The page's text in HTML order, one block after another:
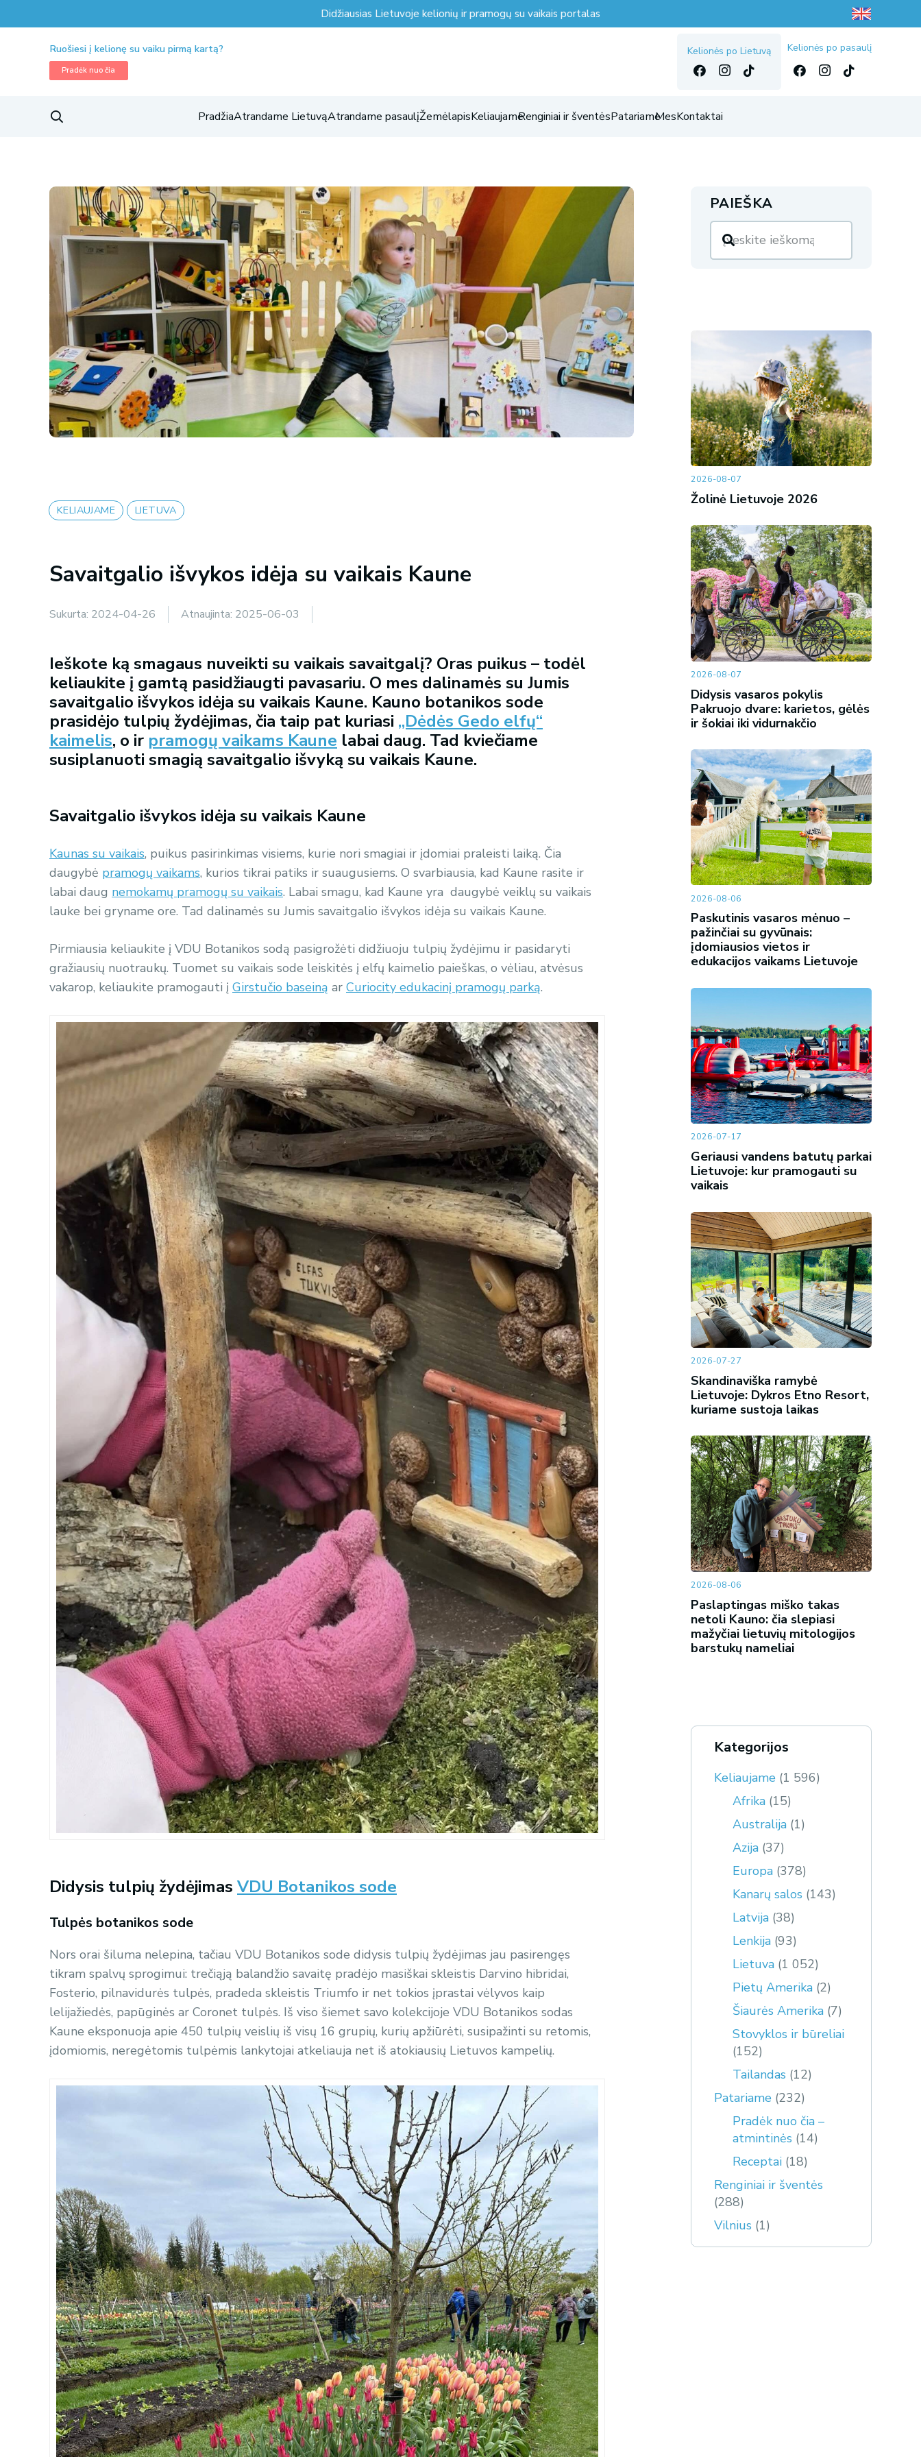
Didžiausias Lietuvoje kelionių ir pramogų su vaikais portalas
Ruošiesi į kelionę su vaiku pirmą kartą?
Pradėk nuo čia
Kelionės po Lietuvą Kelionės po pasaulį
PradžiaAtrandame LietuvąAtrandame pasaulįŽemėlapisKeliaujameRenginiai ir šventėsPatariameMesKontaktai
KELIAUJAME LIETUVA
Savaitgalio išvykos idėja su vaikais Kaune
Sukurta: 2024-04-26 Atnaujinta: 2025-06-03
Ieškote ką smagaus nuveikti su vaikais savaitgalį? Oras puikus – todėl
keliaukite į gamtą pasidžiaugti pavasariu. O mes dalinamės su Jumis
savaitgalio išvykos idėja su vaikais Kaune. Kauno botanikos sode
prasidėjo tulpių žydėjimas, čia taip pat kuriasi „Dėdės Gedo elfų“
kaimelis, o ir pramogų vaikams Kaune labai daug. Tad kviečiame
susiplanuoti smagią savaitgalio išvyką su vaikais Kaune.
Savaitgalio išvykos idėja su vaikais Kaune
Kaunas su vaikais, puikus pasirinkimas visiems, kurie nori smagiai ir įdomiai praleisti laiką. Čia
daugybė pramogų vaikams, kurios tikrai patiks ir suaugusiems. O svarbiausia, kad Kaune rasite ir
labai daug nemokamų pramogų su vaikais. Labai smagu, kad Kaune yra daugybė veiklų su vaikais
lauke bei gryname ore. Tad dalinamės su Jumis savaitgalio išvykos idėja su vaikais Kaune.
Pirmiausia keliaukite į VDU Botanikos sodą pasigrožėti didžiuoju tulpių žydėjimu ir pasidaryti
gražiausių nuotraukų. Tuomet su vaikais sode leiskitės į elfų kaimelio paieškas, o vėliau, atvėsus
vakarop, keliaukite pramogauti į Girstučio baseiną ar Curiocity edukacinį pramogų parką.
Didysis tulpių žydėjimas VDU Botanikos sode
Tulpės botanikos sode
Nors orai šiluma nelepina, tačiau VDU Botanikos sode didysis tulpių žydėjimas jau pasirengęs
tikram spalvų sprogimui: trečiąją balandžio savaitę pradėjo masiškai skleistis Darvino hibridai,
Fosterio, pilnavidurės tulpės, pradeda skleistis Triumfo ir net tokios įprastai vėlyvos kaip
lelijažiedės, papūginės ar Coronet tulpės. Iš viso šiemet savo kolekcijoje VDU Botanikos sodas
Kaune eksponuoja apie 450 tulpių veislių iš visų 16 grupių, kurių apžiūrėti, susipažinti su retomis,
įdomiomis, neregėtomis tulpėmis lankytojai atkeliauja net iš atokiausių Lietuvos kampelių.
PAIEŠKA
2026-08-07
Žolinė Lietuvoje 2026
2026-08-07
Didysis vasaros pokylis
Pakruojo dvare: karietos, gėlės
ir šokiai iki vidurnakčio
2026-08-06
Paskutinis vasaros mėnuo –
pažinčiai su gyvūnais:
įdomiausios vietos ir
edukacijos vaikams Lietuvoje
2026-07-17
Geriausi vandens batutų parkai
Lietuvoje: kur pramogauti su
vaikais
2026-07-27
Skandinaviška ramybė
Lietuvoje: Dykros Etno Resort,
kuriame sustoja laikas
2026-08-06
Paslaptingas miško takas
netoli Kauno: čia slepiasi
mažyčiai lietuvių mitologijos
barstukų nameliai
Kategorijos
Keliaujame (1 596)
Afrika (15)
Australija (1)
Azija (37)
Europa (378)
Kanarų salos (143)
Latvija (38)
Lenkija (93)
Lietuva (1 052)
Pietų Amerika (2)
Šiaurės Amerika (7)
Stovyklos ir būreliai
(152)
Tailandas (12)
Patariame (232)
Pradėk nuo čia –
atmintinės (14)
Receptai (18)
Renginiai ir šventės
(288)
Vilnius (1)